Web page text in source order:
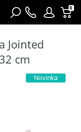
0
Jointed
cm
Novinka